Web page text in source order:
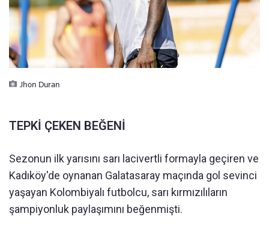
Jhon Duran
TEPKİ ÇEKEN BEĞENİ
Sezonun ilk yarısını sarı lacivertli formayla geçiren ve
Kadıköy'de oynanan Galatasaray maçında gol sevinci
yaşayan Kolombiyalı futbolcu, sarı kırmızılıların
şampiyonluk paylaşımını beğenmişti.